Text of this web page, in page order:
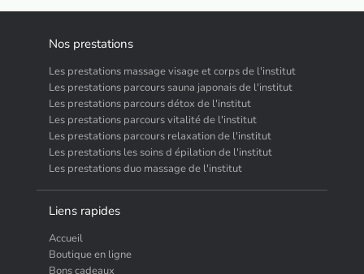
Nos prestations
Les prestations massage visage et corps de l'institut
Les prestations parcours sauna japonais de l'institut
Les prestations parcours détox de l'institut
Les prestations parcours vitalité de l'institut
Les prestations parcours relaxation de l'institut
Les prestations les soins d épilation de l'institut
Les prestations duo massage de l'institut
Liens rapides
Accueil
Boutique en ligne
Bons cadeaux